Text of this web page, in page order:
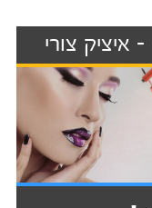
איציק צורי